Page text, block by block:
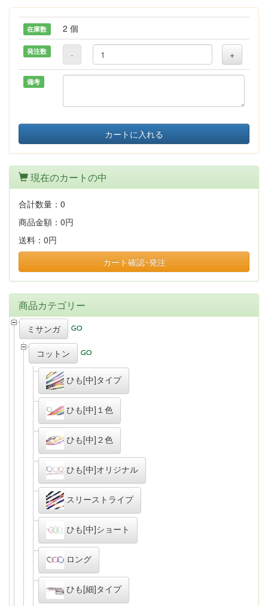
在庫数 2 個
発注数 - +
備考
カートに入れる
現在のカートの中
合計数量： 0
商品金額： 0円
送料： 0円
カート確認･発注
商品カテゴリー
ミサンガ
コットン
ひも[中]タイプ
ひも[中]１色
ひも[中]２色
ひも[中]オリジナル
スリーストライプ
ひも[中]ショート
ロング
ひも[細]タイプ